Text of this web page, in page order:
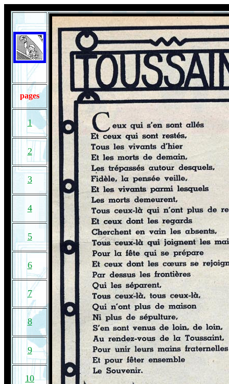
pages
1
2
3
4
5
6
7
8
9
10